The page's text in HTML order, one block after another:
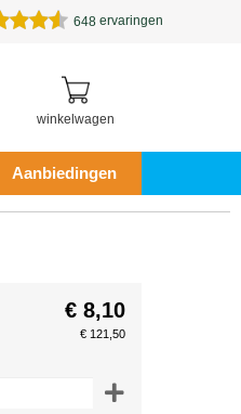
648 ervaringen
winkelwagen
Aanbiedingen
€ 8,10
€ 121,50